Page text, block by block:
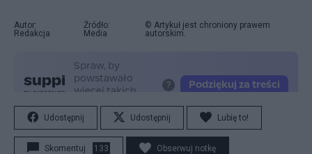
Autor:
Redakcja
Źródło:
Media
© Artykuł jest chroniony prawem
autorskim.
Udostępnij Udostępnij Lubię to!
Skomentuj 133 Obserwuj notkę